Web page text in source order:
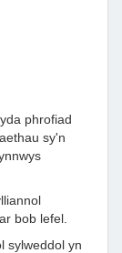
phrofiad
sy'n
bob lefel.
sylweddol yn